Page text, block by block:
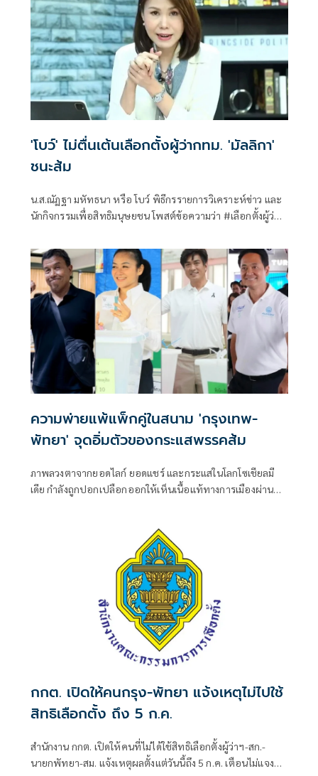
'โบว์' ไม่ตื่นเต้นเลือกตั้งผู้ว่ากทม. 'มัลลิกา'
ชนะส้ม
น.ส.ณัฏฐา มหัทธนา หรือ โบว์ พิธีกรรายการวิเคราะห์ข่าว และ
นักกิจกรรมเพื่อสิทธิมนุษยชน โพสต์ข้อความว่า #เลือกตั้งผู้ว่าก
ความพ่ายแพ้แพ็กคู่ในสนาม 'กรุงเทพ-
พัทยา' จุดอิ่มตัวของกระแสพรรคส้ม
ภาพลวงตาจากยอดไลก์ ยอดแชร์ และกระแสในโลกโซเชียลมี
เดีย กำลังถูกปอกเปลือกออกให้เห็นเนื้อแท้ทางการเมืองผ่านผล
กกต. เปิดให้คนกรุง-พัทยา แจ้งเหตุไม่ไปใช้
สิทธิเลือกตั้ง ถึง 5 ก.ค.
สำนักงาน กกต. เปิดให้คนที่ไม่ได้ใช้สิทธิเลือกตั้งผู้ว่าฯ-สก.-
นายกพัทยา-สม. แจ้งเหตุผลตั้งแต่วันนี้ถึง 5 ก.ค. เตือนไม่แจง